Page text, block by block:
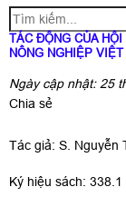
TÁC ĐỘNG CỦA
NÔNG NGHIỆP VIỆT
Ngày cập nhật: 25
Chia sẻ
Tác giả: S. Nguyễn
Ký hiệu sách: 338.1